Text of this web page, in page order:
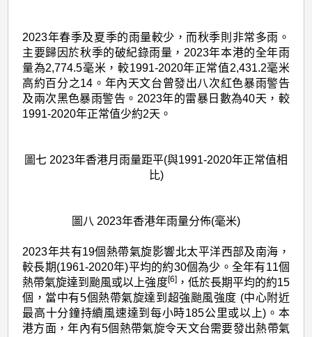
2023年春季及夏季的雨量較少，而秋季則非常多雨。
主要歸因於秋季的破紀錄雨量，2023年本港的全年雨
量為2,774.5毫米，較1991-2020年正常值2,431.2毫米
高約百分之14。年內天文台曾發出八次紅色暴雨警告
及兩次黑色暴雨警告。2023年的雷暴日數為40天，較
1991-2020年正常值少約2天。
圖七 2023年香港月雨量距平(與1991-2020年正常值相
比)
圖八 2023年香港年雨量分佈(毫米)
2023年共有19個熱帶氣旋影響北太平洋西部及南海，
較長期(1961-2020年)平均的約30個為少。全年有11個
熱帶氣旋達到颱風或以上強度[6]，低於長期平均的約15
個，當中有5個熱帶氣旋達到超強颱風強度 (中心附近
最高十分鐘持續風速達到每小時185公里或以上)。本
港方面，年內有5個熱帶氣旋令天文台需要發出熱帶氣